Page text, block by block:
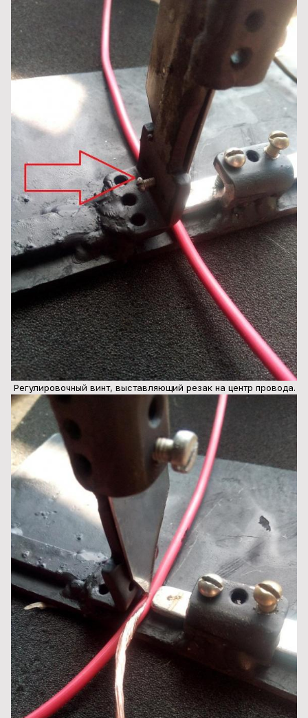
Регулировочный винт, выставляющий резак на центр провода.